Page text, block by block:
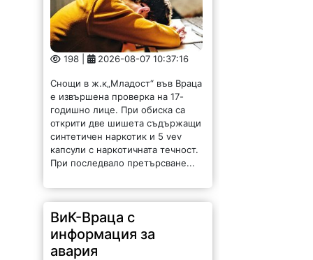
198 | 2026-08-07 10:37:16
Снощи в ж.к„Младост“ във Враца
е извършена проверка на 17-
годишно лице. При обиска са
открити две шишета съдържащи
синтетичен наркотик и 5 vev
капсули с наркотичната течност.
При последвало претърсване...
ВиК-Враца с
информация за
авария